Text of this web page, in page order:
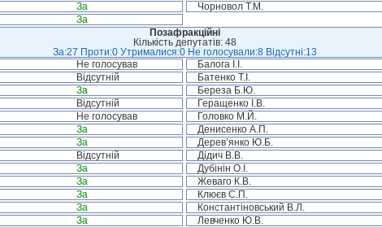
За Чорновол Т.М.
За
Позафракційні
Кількість депутатів: 48
За:27 Проти:0 Утрималися:0 Не голосували:8 Відсутні:13
Не голосував Балога І.І.
Відсутній Батенко Т.І.
За Береза Б.Ю.
Відсутній Геращенко І.В.
Не голосував Головко М.Й.
За Денисенко А.П.
За Дерев’янко Ю.Б.
Відсутній Дідич В.В.
За Дубінін О.І.
За Жеваго К.В.
За Клюєв С.П.
За Константіновський В.Л.
За Левченко Ю.В.